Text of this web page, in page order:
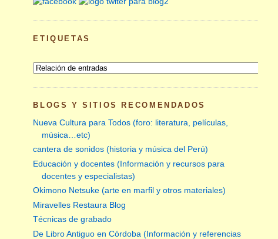
ETIQUETAS
BLOGS Y SITIOS RECOMENDADOS
Nueva Cultura para Todos (foro: literatura, películas,
música…etc)
cantera de sonidos (historia y música del Perú)
Educación y docentes (Información y recursos para
docentes y especialistas)
Okimono Netsuke (arte en marfil y otros materiales)
Miravelles Restaura Blog
Técnicas de grabado
De Libro Antiguo en Córdoba (Información y referencias